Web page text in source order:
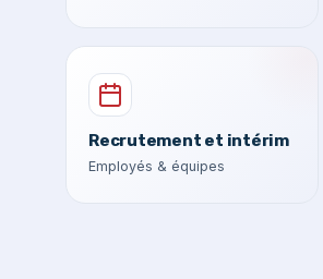
Recrutement et intérim
Employés & équipes